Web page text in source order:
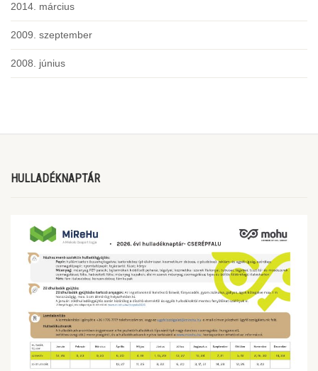
2014. március
2009. szeptember
2008. június
HULLADÉKNAPTÁR